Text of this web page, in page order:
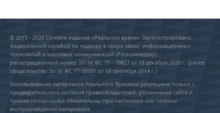
© 2015 - 2026 Сетевое издание «Реальное время» Зарегистрировано
Федеральной службой по надзору в сфере связи, информационных
технологий и массовых коммуникаций (Роскомнадзор) –
регистрационный номер ЭЛ № ФС 77 - 79627 от 18 декабря 2020 г. (ранее
свидетельство Эл № ФС 77-59331 от 18 сентября 2014 г.)
Использование материалов Реального Времени разрешено только с
предварительного согласия правообладателей, упоминание сайта и
прямая гиперссылка обязательны при частичном или полном
воспроизведении материалов.